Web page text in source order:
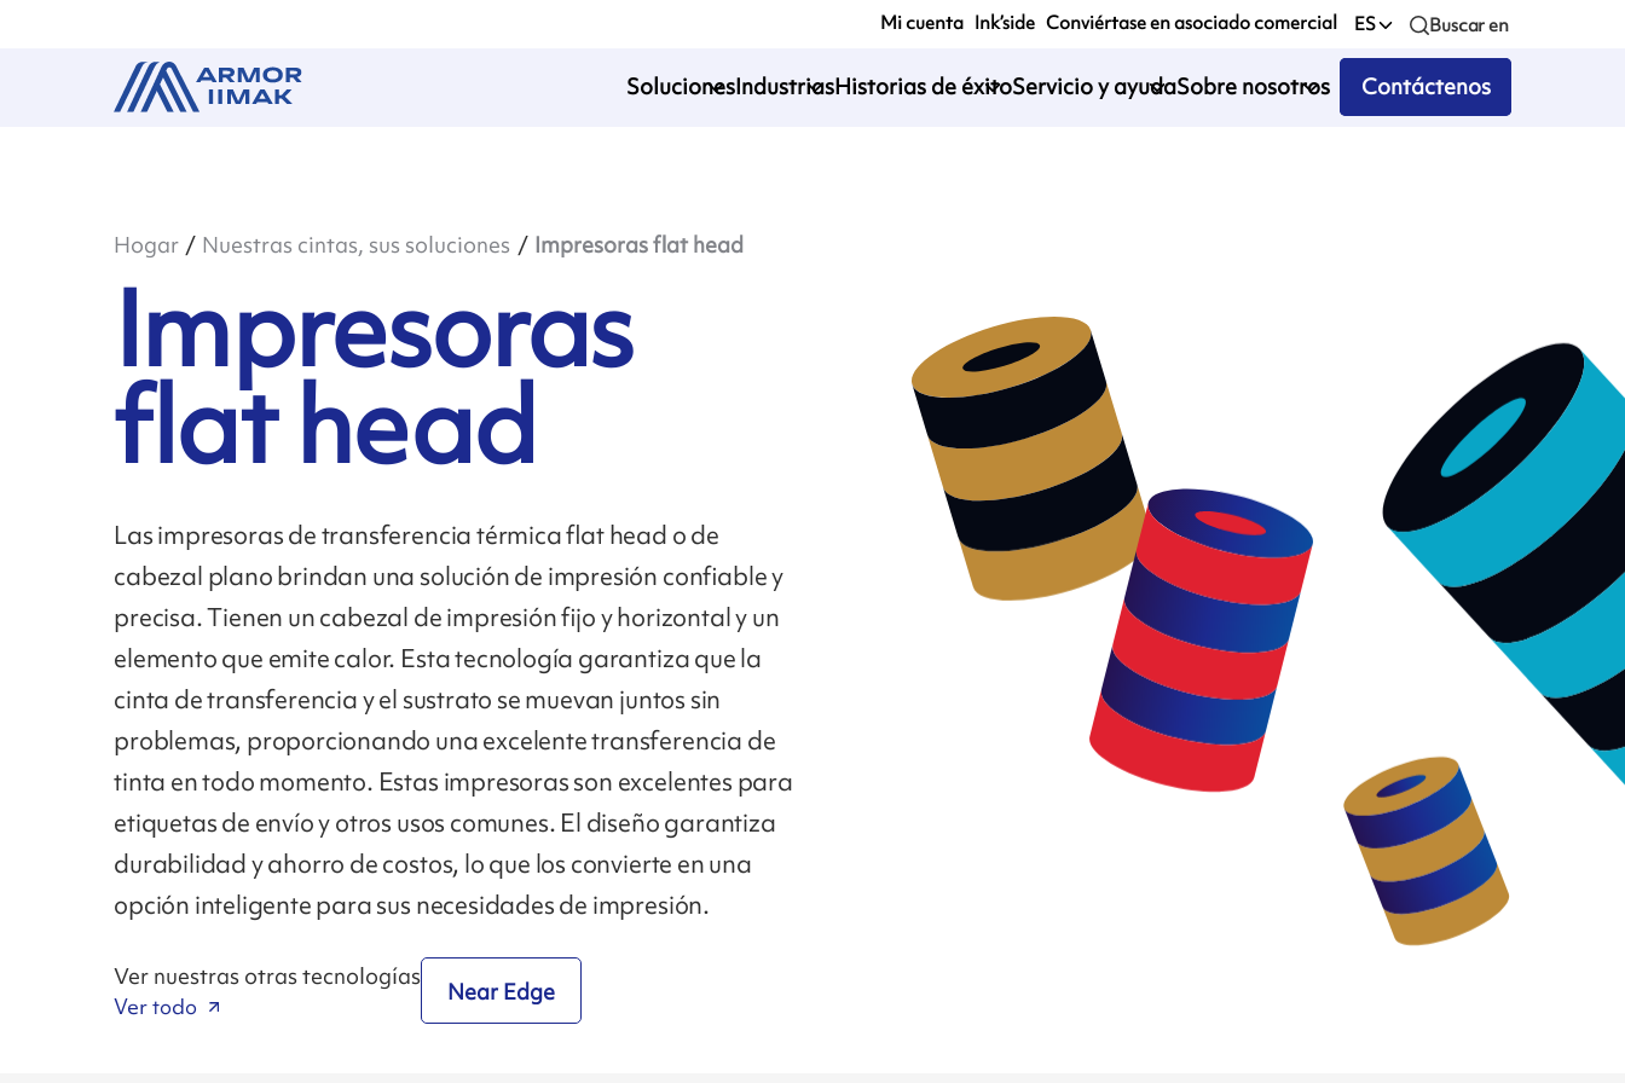
Mi cuenta Ink’side Conviértase en asociado comercial ES Buscar en
SolucionesIndustriasHistorias de éxitoServicio y ayudaSobre nosotros Contáctenos
Hogar Nuestras cintas, sus soluciones Impresoras flat head
Impresoras
flat head
Las impresoras de transferencia térmica flat head o de
cabezal plano brindan una solución de impresión confiable y
precisa. Tienen un cabezal de impresión fijo y horizontal y un
elemento que emite calor. Esta tecnología garantiza que la
cinta de transferencia y el sustrato se muevan juntos sin
problemas, proporcionando una excelente transferencia de
tinta en todo momento. Estas impresoras son excelentes para
etiquetas de envío y otros usos comunes. El diseño garantiza
durabilidad y ahorro de costos, lo que los convierte en una
opción inteligente para sus necesidades de impresión.
Ver nuestras otras tecnologías
Ver todo
Near Edge